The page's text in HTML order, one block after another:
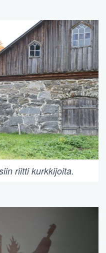
riitti kurkkijoita.